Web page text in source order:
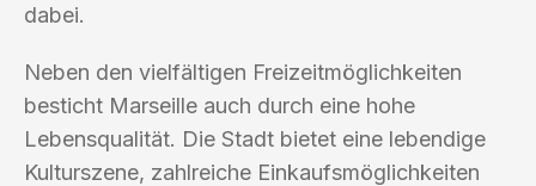
dabei.
Neben den vielfältigen Freizeitmöglichkeiten
besticht Marseille auch durch eine hohe
Lebensqualität. Die Stadt bietet eine lebendige
Kulturszene, zahlreiche Einkaufsmöglichkeiten